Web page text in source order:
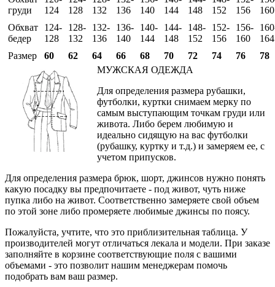
груди
124
128
132
136
140
144
148
152
156
160
Обхват
бедер
124-
128
128-
132
132-
136
136-
140
140-
144
144-
148
148-
152
152-
156
156-
160
164
Размер
60 62 64 66 68 70 72 74 76
78
МУЖСКАЯ ОДЕЖДА
Для определения размера рубашки,
футболки, куртки снимаем мерку по
самым выступающим точкам груди или
живота. Либо берем любимую и
идеально сидящую на вас футболки
(рубашку, куртку и т.д.) и замеряем ее, с
учетом припусков.
Для определения размера брюк, шорт, джинсов нужно понять
какую посадку вы предпочитаете - под живот, чуть ниже
пупка либо на живот. Соответственно замеряете свой объем
по этой зоне либо промеряете любимые джинсы по поясу.
Пожалуйста, учтите, что это приблизительная таблица. У
производителей могут отличаться лекала и модели. При заказе
заполняйте в корзине соответствующие поля с вашими
объемами - это позволит нашим менеджерам помочь
подобрать вам ваш размер.